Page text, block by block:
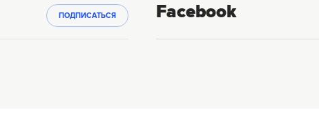
ПОДПИСАТЬСЯ Facebook